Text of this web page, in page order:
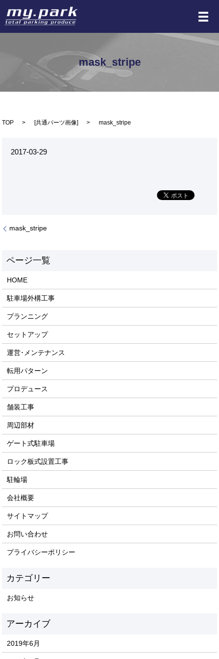
メ
mask_stripe
TOP [共通パーツ画像] mask_stripe
2017-03-29
mask_stripe
HOME
駐車場外構工事
プランニング
セットアップ
運営･メンテナンス
転用パターン
プロデュース
舗装工事
周辺部材
ゲート式駐車場
ロック板式設置工事
駐輪場
会社概要
サイトマップ
お問い合わせ
プライバシーポリシー
お知らせ
2019年6月